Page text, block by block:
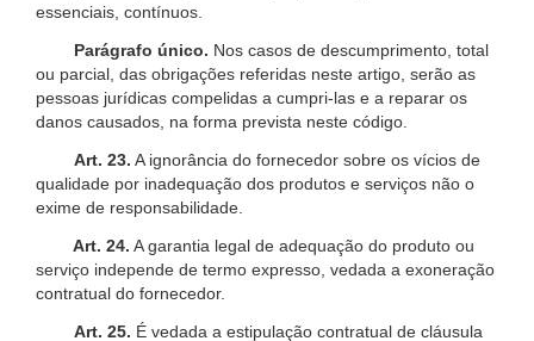
essenciais, contínuos.
Parágrafo único. Nos casos de descumprimento, total
ou parcial, das obrigações referidas neste artigo, serão as
pessoas jurídicas compelidas a cumpri-las e a reparar os
danos causados, na forma prevista neste código.
Art. 23. A ignorância do fornecedor sobre os vícios de
qualidade por inadequação dos produtos e serviços não o
exime de responsabilidade.
Art. 24. A garantia legal de adequação do produto ou
serviço independe de termo expresso, vedada a exoneração
contratual do fornecedor.
Art. 25. É vedada a estipulação contratual de cláusula